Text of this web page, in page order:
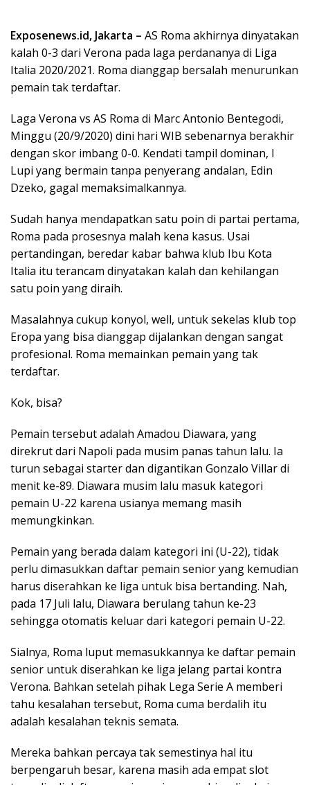
Exposenews.id, Jakarta – AS Roma akhirnya dinyatakan
kalah 0-3 dari Verona pada laga perdananya di Liga
Italia 2020/2021. Roma dianggap bersalah menurunkan
pemain tak terdaftar.
Laga Verona vs AS Roma di Marc Antonio Bentegodi,
Minggu (20/9/2020) dini hari WIB sebenarnya berakhir
dengan skor imbang 0-0. Kendati tampil dominan, I
Lupi yang bermain tanpa penyerang andalan, Edin
Dzeko, gagal memaksimalkannya.
Sudah hanya mendapatkan satu poin di partai pertama,
Roma pada prosesnya malah kena kasus. Usai
pertandingan, beredar kabar bahwa klub Ibu Kota
Italia itu terancam dinyatakan kalah dan kehilangan
satu poin yang diraih.
Masalahnya cukup konyol, well, untuk sekelas klub top
Eropa yang bisa dianggap dijalankan dengan sangat
profesional. Roma memainkan pemain yang tak
terdaftar.
Kok, bisa?
Pemain tersebut adalah Amadou Diawara, yang
direkrut dari Napoli pada musim panas tahun lalu. Ia
turun sebagai starter dan digantikan Gonzalo Villar di
menit ke-89. Diawara musim lalu masuk kategori
pemain U-22 karena usianya memang masih
memungkinkan.
Pemain yang berada dalam kategori ini (U-22), tidak
perlu dimasukkan daftar pemain senior yang kemudian
harus diserahkan ke liga untuk bisa bertanding. Nah,
pada 17 Juli lalu, Diawara berulang tahun ke-23
sehingga otomatis keluar dari kategori pemain U-22.
Sialnya, Roma luput memasukkannya ke daftar pemain
senior untuk diserahkan ke liga jelang partai kontra
Verona. Bahkan setelah pihak Lega Serie A memberi
tahu kesalahan tersebut, Roma cuma berdalih itu
adalah kesalahan teknis semata.
Mereka bahkan percaya tak semestinya hal itu
berpengaruh besar, karena masih ada empat slot